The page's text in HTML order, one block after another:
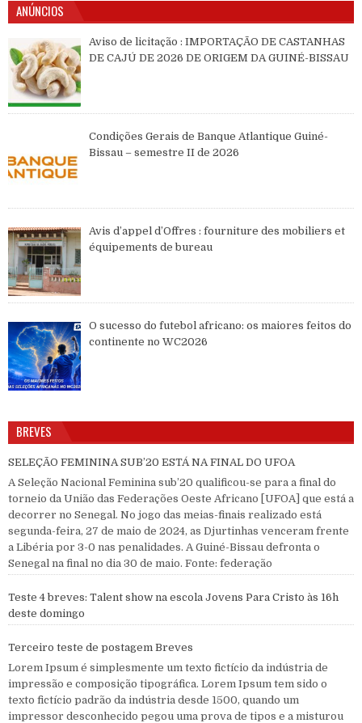
ANÚNCIOS
Aviso de licitação : IMPORTAÇÃO DE CASTANHAS
DE CAJÚ DE 2026 DE ORIGEM DA GUINÉ-BISSAU
Condições Gerais de Banque Atlantique Guiné-
Bissau – semestre II de 2026
Avis d’appel d’Offres : fourniture des mobiliers et
équipements de bureau
O sucesso do futebol africano: os maiores feitos do
continente no WC2026
BREVES
SELEÇÃO FEMININA SUB’20 ESTÁ NA FINAL DO UFOA
A Seleção Nacional Feminina sub’20 qualificou-se para a final do
torneio da União das Federações Oeste Africano [UFOA] que está a
decorrer no Senegal. No jogo das meias-finais realizado está
segunda-feira, 27 de maio de 2024, as Djurtinhas venceram frente
a Libéria por 3-0 nas penalidades. A Guiné-Bissau defronta o
Senegal na final no dia 30 de maio. Fonte: federação
Teste 4 breves: Talent show na escola Jovens Para Cristo às 16h
deste domingo
Terceiro teste de postagem Breves
Lorem Ipsum é simplesmente um texto fictício da indústria de
impressão e composição tipográfica. Lorem Ipsum tem sido o
texto fictício padrão da indústria desde 1500, quando um
impressor desconhecido pegou uma prova de tipos e a misturou